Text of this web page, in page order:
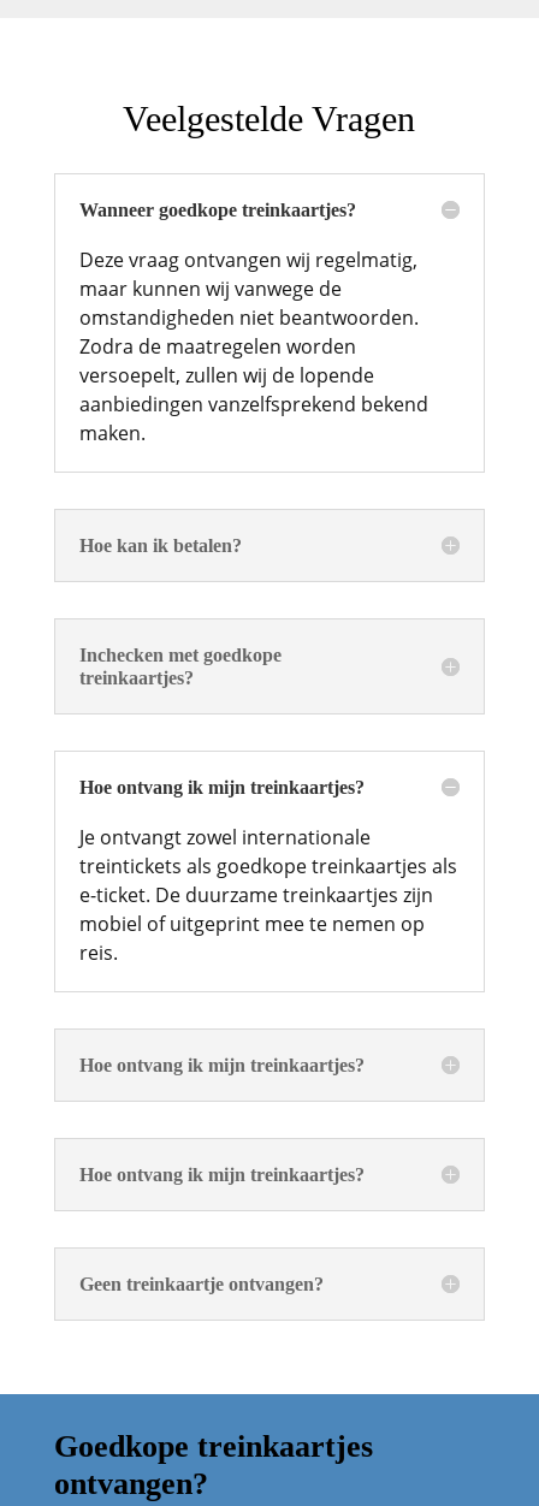
Veelgestelde Vragen
Wanneer goedkope treinkaartjes?
Deze vraag ontvangen wij regelmatig,
maar kunnen wij vanwege de
omstandigheden niet beantwoorden.
Zodra de maatregelen worden
versoepelt, zullen wij de lopende
aanbiedingen vanzelfsprekend bekend
maken.
Hoe kan ik betalen?
Inchecken met goedkope
treinkaartjes?
Hoe ontvang ik mijn treinkaartjes?
Je ontvangt zowel internationale
treintickets als goedkope treinkaartjes als
e-ticket. De duurzame treinkaartjes zijn
mobiel of uitgeprint mee te nemen op
reis.
Hoe ontvang ik mijn treinkaartjes?
Hoe ontvang ik mijn treinkaartjes?
Geen treinkaartje ontvangen?
Goedkope treinkaartjes
ontvangen?